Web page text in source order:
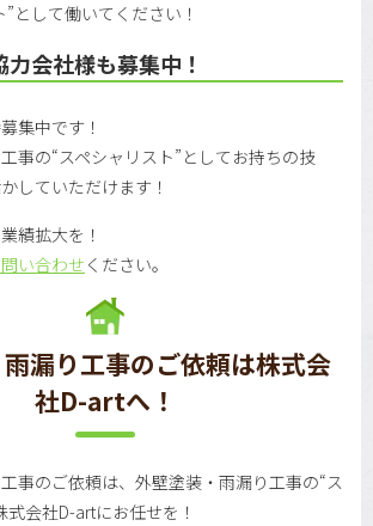
として働いてください！
力会社様も募集中！
集中です！
事の“スペシャリスト”としてお持ちの技
していただけます！
績拡大を！
い合わせ ください。
漏り工事のご依頼は株式会
社D-artへ！
事のご依頼は、外壁塗装・雨漏り工事の“ス
式会社D-artにお任せを！